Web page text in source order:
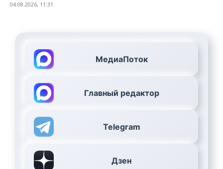
04.08.2026, 11:31
МедиаПоток
Главный редактор
Telegram
Дзен